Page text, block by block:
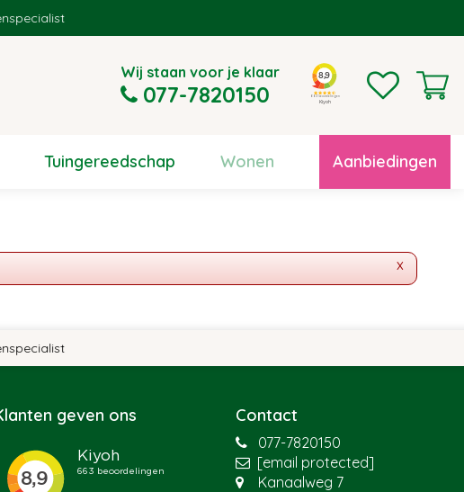
Wij staan voor je klaar
077-7820150
Tuingereedschap Wonen Aanbiedingen
x
geven ons Contact
077-7820150
[email protected]
Kanaalweg 7